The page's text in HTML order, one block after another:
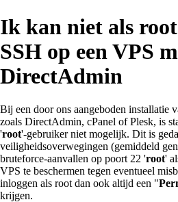
Ik kan niet als
SSH op een VPS
DirectAdmin
Bij een door ons aangeboden installatie
zoals DirectAdmin, cPanel of Plesk, is
'root'-gebruiker niet mogelijk. Dit is
veiligheidsoverwegingen (gemiddeld
bruteforce-aanvallen op poort 22 'root'
VPS te beschermen tegen eventueel
inloggen als root dan ook altijd een "
krijgen.